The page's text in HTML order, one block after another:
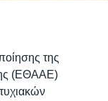
της
(ΕΘΑΑΕ)